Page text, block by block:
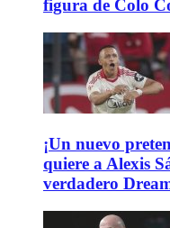
figura de Colo
¡Un nuevo
quiere a Alexis
verdadero